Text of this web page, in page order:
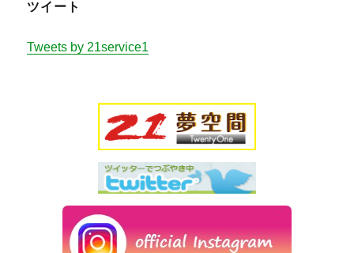
ツイート
Tweets by 21service1